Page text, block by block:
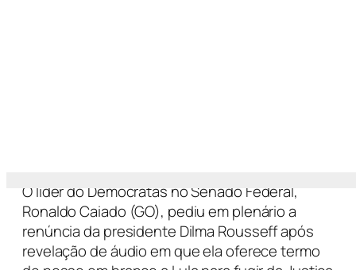
O líder do Democratas no Senado Federal,
Ronaldo Caiado (GO), pediu em plenário a
renúncia da presidente Dilma Rousseff após
revelação de áudio em que ela oferece termo